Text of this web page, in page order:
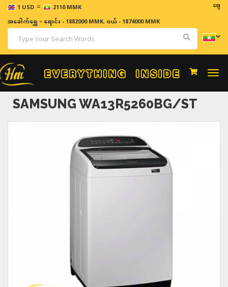
1 USD = 2110 MMK ဈေးနှုန်
အခေါက်ရွှေ=ရောင်း - 1882000 MMK, ဝယ် - 1874000 MMK
SAMSUNG WA13R5260BG/ST